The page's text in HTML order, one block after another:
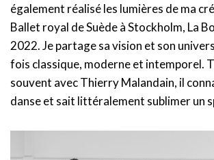
également réalisé les lumières de ma
Ballet royal de Suède à Stockholm, La
2022. Je partage sa vision et son
fois classique, moderne et intemporel.
souvent avec Thierry Malandain, il
danse et sait littéralement sublimer un